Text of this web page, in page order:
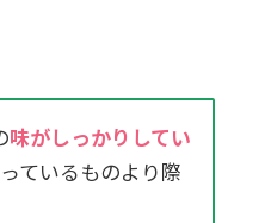
味がしっかりしてい
ているものより際